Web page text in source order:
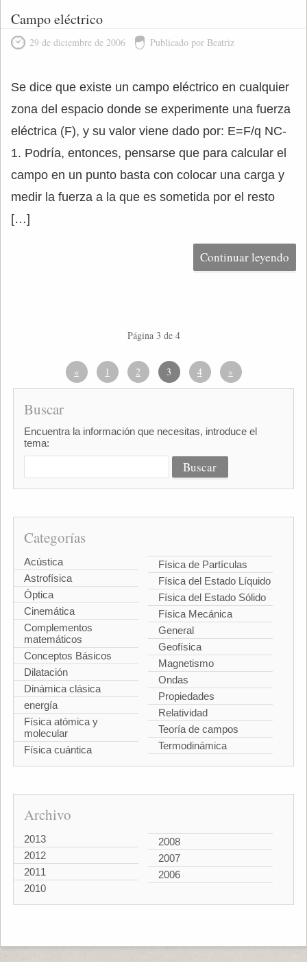
Campo eléctrico
29 de diciembre de 2006 Publicado por Beatriz
Se dice que existe un campo eléctrico en cualquier
zona del espacio donde se experimente una fuerza
eléctrica (F), y su valor viene dado por: E=F/q NC-
1. Podría, entonces, pensarse que para calcular el
campo en un punto basta con colocar una carga y
medir la fuerza a la que es sometida por el resto
[…]
Continuar leyendo
Página 3 de 4
« 1 2 3 4 »
Buscar
Encuentra la información que necesitas, introduce el
tema:
Categorías
Acústica
Astrofísica
Óptica
Cinemática
Complementos
matemáticos
Conceptos Básicos
Dilatación
Dinámica clásica
energía
Física atómica y
molecular
Física cuántica
Física de Partículas
Física del Estado Líquido
Física del Estado Sólido
Física Mecánica
General
Geofísica
Magnetismo
Ondas
Propiedades
Relatividad
Teoría de campos
Termodinámica
Archivo
2013
2012
2011
2010
2008
2007
2006